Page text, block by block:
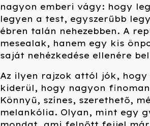
nagyon emberi vágy: hogy
legyen a test, egyszerűbb
ébren talán nehezebben. A
mesealak, hanem egy kis
saját nehézkedése ellenére
Az ilyen rajzok attól jók,
kiderül, hogy nagyon
Könnyű, színes, szerethető,
melankólia. Olyan, mint egy